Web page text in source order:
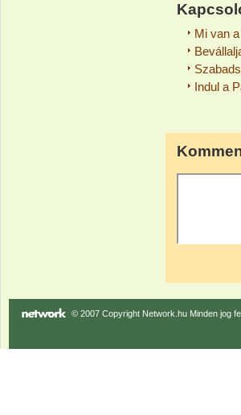
Mi van
Indul a
© 2007 Copyright Network.hu Minden jog